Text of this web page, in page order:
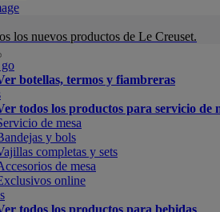
los nuevos productos de Le Creuset.
botellas, termos y fiambreras
todos los productos para servicio de
de mesa
y bols
completas y sets
de mesa
online
todos los productos para bebidas